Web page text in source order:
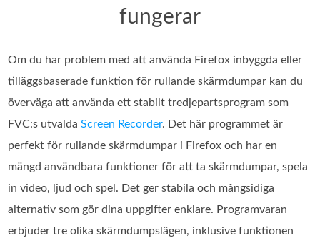
fungerar
Om du har problem med att använda Firefox inbyggda eller
tilläggsbaserade funktion för rullande skärmdumpar kan du
överväga att använda ett stabilt tredjepartsprogram som
FVC:s utvaldaScreen Recorder. Det här programmet är
perfekt för rullande skärmdumpar i Firefox och har en
mängd användbara funktioner för att ta skärmdumpar, spela
in video, ljud och spel. Det ger stabila och mångsidiga
alternativ som gör dina uppgifter enklare. Programvaran
erbjuder tre olika skärmdumpslägen, inklusive funktionen